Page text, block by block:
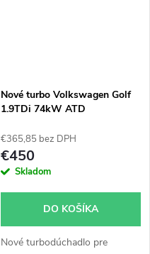
Nové turbo Volkswagen Golf
1.9TDi 74kW ATD
€365,85 bez DPH
€450
Skladom
DO KOŠÍKA
Nové turbodúchadlo pre